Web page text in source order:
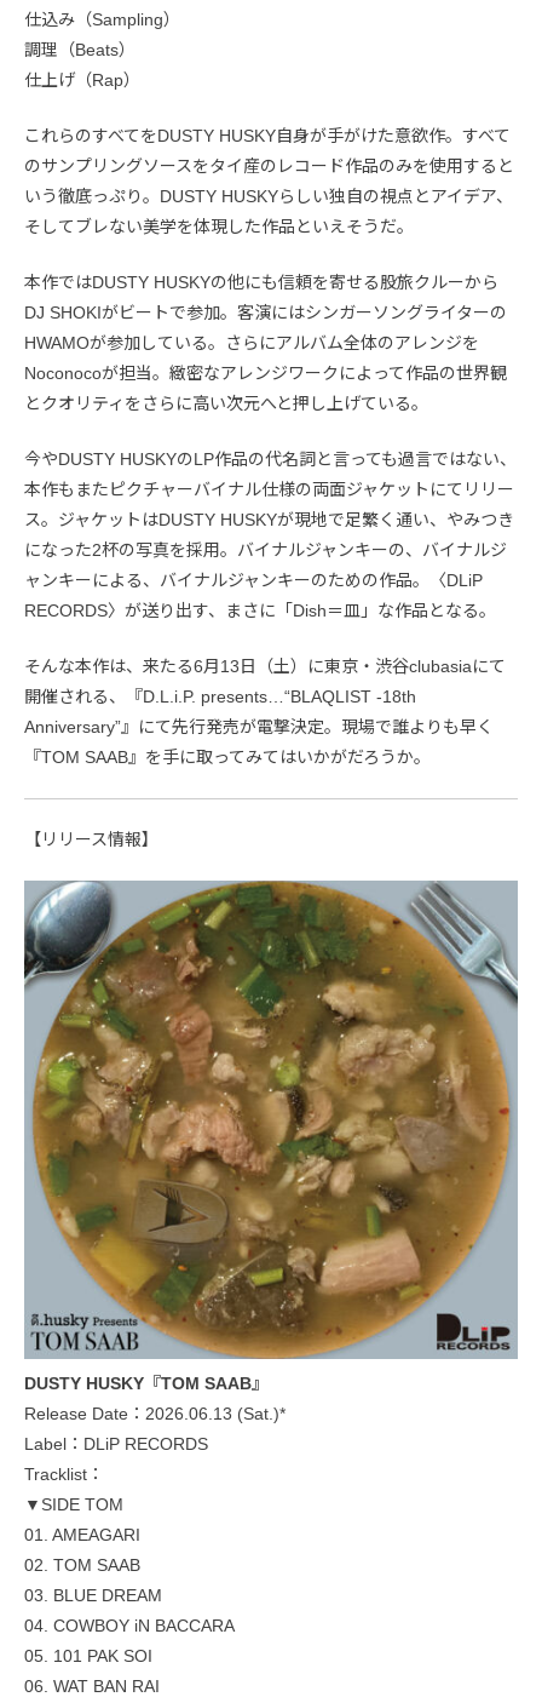
仕込み（Sampling）
調理（Beats）
仕上げ（Rap）
これらのすべてをDUSTY HUSKY自身が手がけた意欲作。すべて
のサンプリングソースをタイ産のレコード作品のみを使用すると
いう徹底っぷり。DUSTY HUSKYらしい独自の視点とアイデア、
そしてブレない美学を体現した作品といえそうだ。
本作ではDUSTY HUSKYの他にも信頼を寄せる股旅クルーから
DJ SHOKIがビートで参加。客演にはシンガーソングライターの
HWAMOが参加している。さらにアルバム全体のアレンジを
Noconocoが担当。緻密なアレンジワークによって作品の世界観
とクオリティをさらに高い次元へと押し上げている。
今やDUSTY HUSKYのLP作品の代名詞と言っても過言ではない、
本作もまたピクチャーバイナル仕様の両面ジャケットにてリリー
ス。ジャケットはDUSTY HUSKYが現地で足繁く通い、やみつき
になった2杯の写真を採用。バイナルジャンキーの、バイナルジ
ャンキーによる、バイナルジャンキーのための作品。〈DLiP
RECORDS〉が送り出す、まさに「Dish＝皿」な作品となる。
そんな本作は、来たる6月13日（土）に東京・渋谷clubasiaにて
開催される、『D.L.i.P. presents…“BLAQLIST -18th
Anniversary”』にて先行発売が電撃決定。現場で誰よりも早く
『TOM SAAB』を手に取ってみてはいかがだろうか。
【リリース情報】
DUSTY HUSKY『TOM SAAB』
Release Date：2026.06.13 (Sat.)*
Label：DLiP RECORDS
Tracklist：
▼SIDE TOM
01. AMEAGARI
02. TOM SAAB
03. BLUE DREAM
04. COWBOY iN BACCARA
05. 101 PAK SOI
06. WAT BAN RAI